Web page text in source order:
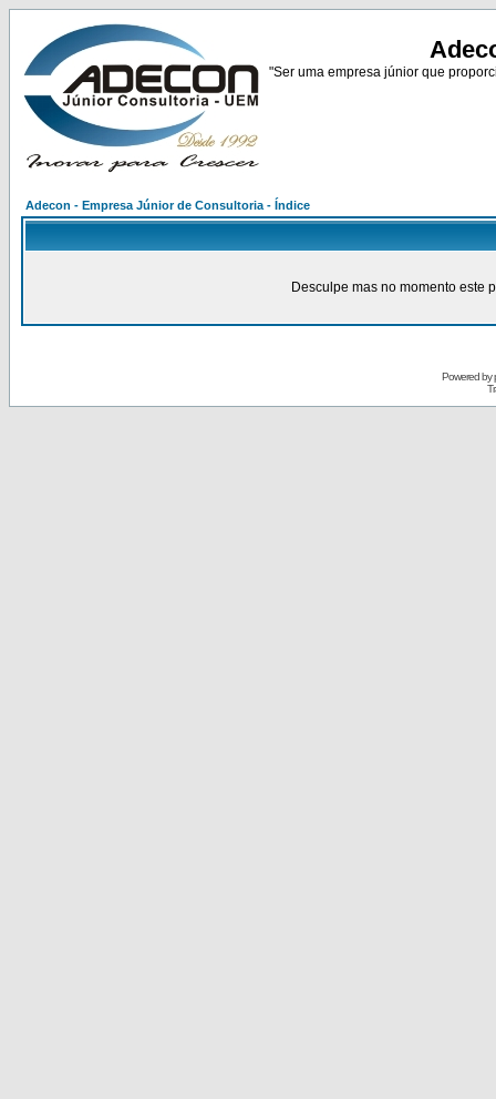
"Ser uma empresa júnior que
Adecon - Empresa Júnior de Consultoria - Índice
Desculpe mas no momento este
Powered by